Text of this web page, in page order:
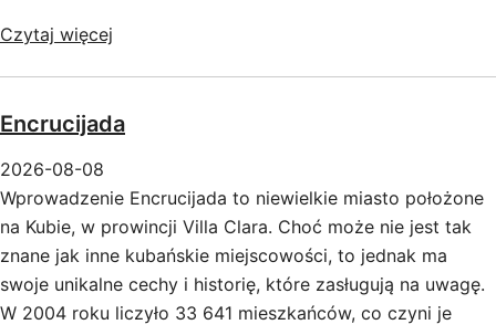
Czytaj więcej
Encrucijada
2026-08-08
Wprowadzenie Encrucijada to niewielkie miasto położone
na Kubie, w prowincji Villa Clara. Choć może nie jest tak
znane jak inne kubańskie miejscowości, to jednak ma
swoje unikalne cechy i historię, które zasługują na uwagę.
W 2004 roku liczyło 33 641 mieszkańców, co czyni je